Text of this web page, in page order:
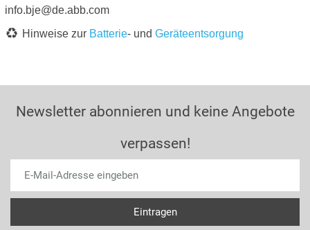
info.bje@de.abb.com
Hinweise zur Batterie- und Geräteentsorgung
Newsletter abonnieren und keine Angebote
verpassen!